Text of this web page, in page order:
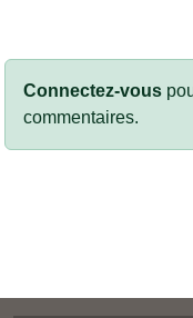
Connectez-vous
commentaires.